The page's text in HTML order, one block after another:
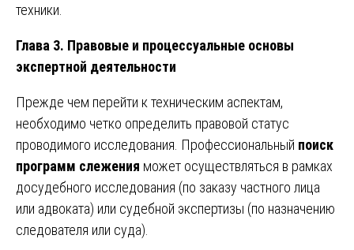
техники.
Глава 3. Правовые и процессуальные основы
экспертной деятельности
Прежде чем перейти к техническим аспектам,
необходимо четко определить правовой статус
проводимого исследования. Профессиональный поиск
программ слежения может осуществляться в рамках
досудебного исследования (по заказу частного лица
или адвоката) или судебной экспертизы (по назначению
следователя или суда).